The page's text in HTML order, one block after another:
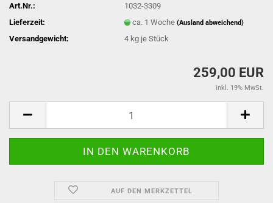
Art.Nr.:
1032-3309
Lieferzeit:
ca. 1 Woche(Ausland abweichend)
Versandgewicht: 4 kg je Stück
259,00 EUR
inkl. 19% MwSt.
AUF DEN MERKZETTEL